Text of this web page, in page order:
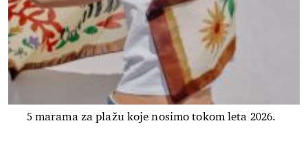
5 marama za plažu koje nosimo tokom leta 2026.